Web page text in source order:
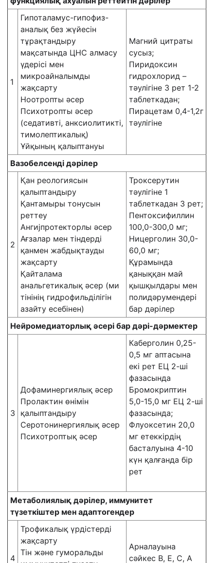
1
Гипоталамус-гипофиз-
аналық без жүйесін
тұрақтандыру
мақсатында ЦНС алмасу
үдерісі мен
микроайналымды
жақсарту
Ноотропты әсер
Психотропты әсер
(седативті, анксиолитикті,
тимолептикалық)
Ұйқының қалыптануы
Магний цитраты
сусыз;
Пиридоксин
гидрохлорид –
тәулігіне 3 рет 1-2
таблеткадан;
Пирацетам 0,4-1,2г
тәулігіне
Вазобелсенді дәрілер
2
Қан реологиясын
қалыптандыру
Қантамыры тонусын
реттеу
Ангиjпротекторлы әсер
Ағзалар мен тіндерді
қанмен жабдықтауды
жақсарту
Қайталама
анальгетикалық әсер (ми
тінінің гидрофильділігін
азайту есебінен)
Троксерутин
тәулігіне 1
таблеткадан 3 рет;
Пентоксифиллин
100,0-300,0 мг;
Ницерголин 30,0-
60,0 мг;
Құрамында
қаныққан май
қышқылдары мен
полидәрумендері
бар дәрілер
Нейромедиаторлық әсері бар дәрі-дәрмектер
3
Дофаминергиялық әсер
Пролактин өнімін
қалыптандыру
Серотонинергиялық әсер
Психотроптық әсер
Каберголин 0,25-
0,5 мг аптасына
екі рет ЕЦ 2-ші
фазасында
Бромокриптин
5,0-15,0 мг ЕЦ 2-ші
фазасында;
Флуоксетин 20,0
мг етеккірдің
басталуына 4-10
күн қалғанда бір
рет
Метаболиялық дәрілер, иммунитет
түзеткіштер мен адаптогендер
4
Трофикалық үрдістерді
жақсарту
Тін және гуморальды
Арналауына
сәйкес В, Е, С, А